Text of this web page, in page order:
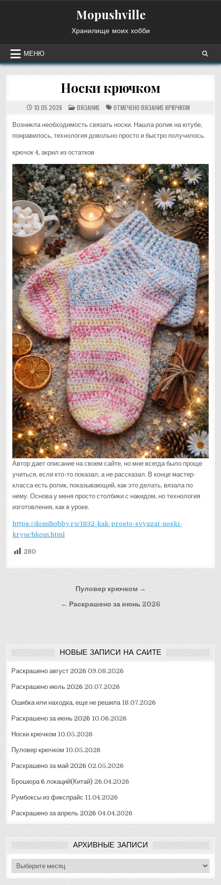
Mopushville
Хранилище моих хобби
МЕНЮ
Носки крючком
10.05.2026 ОПУБЛИКОВАНО
В
ВЯЗАНИЕ ОТМЕЧЕНО ВЯЗАНИЕ КРЮЧКОМ
Возникла необходимость связать носки. Нашла ролик на ютубе,
понравилось, технология довольно просто и быстро получилось.
крючок 4, акрил из остатков
Автор дает описание на своем сайте, но мне всегда было проще
учиться, если кто-то показал, а не рассказал. В конце мастер-
класса есть ролик, показывающий, как это делать, вязала по
нему. Основа у меня просто столбики с накидом, но технология
изготовления, как в уроке.
https://domihobby.ru/1832-kak-prosto-svyazat-noski-
kryuchkom.html
280
НавигацияПуловер крючком →
← Раскрашено за июнь 2026
НОВЫЕ ЗАПИСИ НА САЙТЕ
Раскрашено август 2026 09.08.2026
Раскрашено июль 2026 20.07.2026
Ошибка или находка, еще не решила 18.07.2026
Раскрашено за июнь 2026 10.06.2026
Носки крючком 10.05.2026
Пуловер крючком 10.05.2026
Раскрашено за май 2026 02.05.2026
Брошюра 6 локаций(Китай) 26.04.2026
Румбоксы из фикспрайс 11.04.2026
Раскрашено за апрель 2026 04.04.2026
АРХИВНЫЕ ЗАПИСИ
Архивные
записи